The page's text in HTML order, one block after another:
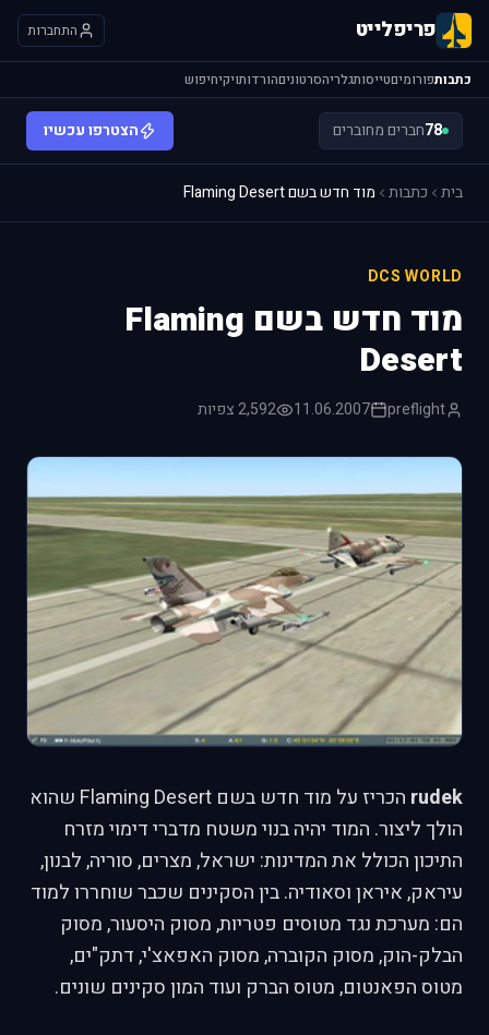
פריפלייט התחברות
כתבותפורומיםטייסותגלריהסרטוניםהורדותויקיחיפוש
78חברים מחוברים הצטרפו עכשיו
בית כתבות מוד חדש בשם Flaming Desert
DCS WORLD
מוד חדש בשם Flaming
Desert
preflight
11.06.2007 2,592 צפיות
rudek
הכריז על מוד חדש בשם Flaming Desert שהוא
הולך ליצור. המוד יהיה בנוי משטח מדברי דימוי מזרח
התיכון הכולל את המדינות: ישראל, מצרים, סוריה, לבנון,
עיראק, איראן וסאודיה. בין הסקינים שכבר שוחררו למוד
הם: מערכת נגד מטוסים פטריות, מסוק היסעור, מסוק
הבלק-הוק, מסוק הקוברה, מסוק האפאצ'י, דתק"ים,
מטוס הפאנטום, מטוס הברק ועוד המון סקינים שונים.